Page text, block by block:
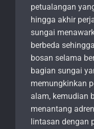
petualangan
hingga akhir
sungai
berbeda
bosan selama
bagian sungai
memungkinkan
alam, kemudian
menantang
lintasan dengan